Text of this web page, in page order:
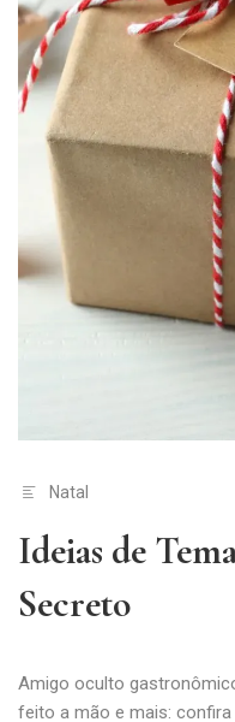
Natal
Ideias de
Secreto
Amigo oculto
feito a mão e mais: confira